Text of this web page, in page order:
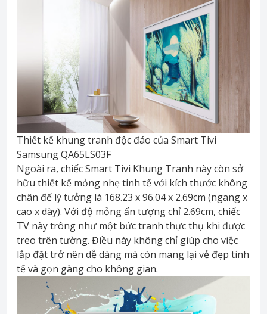
Thiết kế khung tranh độc đáo của Smart Tivi
Samsung QA65LS03F
Ngoài ra, chiếc Smart Tivi Khung Tranh này còn sở
hữu thiết kế mỏng nhẹ tinh tế với kích thước không
chân đế lý tưởng là 168.23 x 96.04 x 2.69cm (ngang x
cao x dày). Với độ mỏng ấn tượng chỉ 2.69cm, chiếc
TV này trông như một bức tranh thực thụ khi được
treo trên tường. Điều này không chỉ giúp cho việc
lắp đặt trở nên dễ dàng mà còn mang lại vẻ đẹp tinh
tế và gọn gàng cho không gian.